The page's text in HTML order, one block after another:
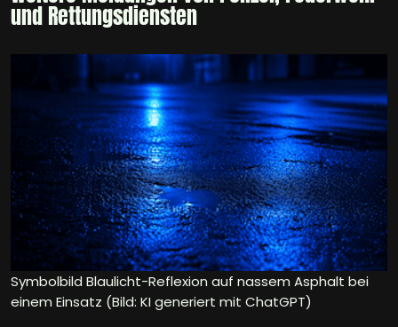
und Rettungsdiensten
Symbolbild Blaulicht-Reflexion auf nassem Asphalt bei
einem Einsatz (Bild: KI generiert mit ChatGPT)